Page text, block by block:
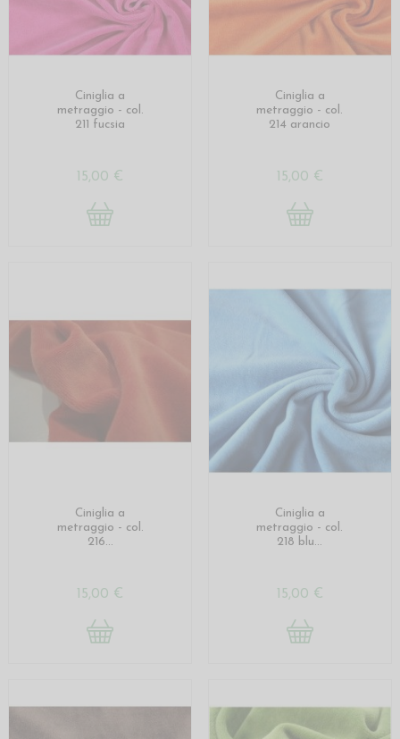
Ciniglia a
metraggio - col.
211 fucsia
15,00 €
Ciniglia a
metraggio - col.
214 arancio
15,00 €
Ciniglia a
metraggio - col.
216...
15,00 €
Ciniglia a
metraggio - col.
218 blu...
15,00 €